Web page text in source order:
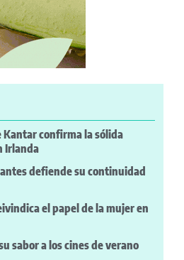
Kantar confirma la sólida
Irlanda
defiende su continuidad
el papel de la mujer en
sabor a los cines de verano